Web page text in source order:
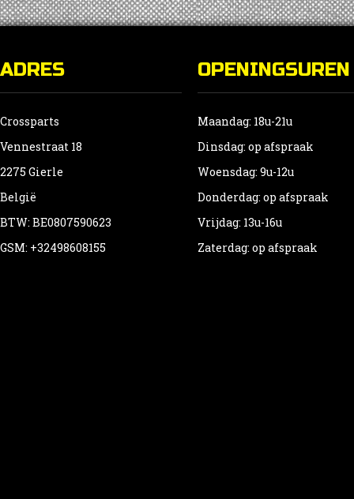
ADRES
Crossparts
Vennestraat 18
2275 Gierle
België
BTW: BE0807590623
GSM: +32498608155
OPENINGSUREN
Maandag: 18u-21u
Dinsdag: op afspraak
Woensdag: 9u-12u
Donderdag: op afspraak
Vrijdag: 13u-16u
Zaterdag: op afspraak